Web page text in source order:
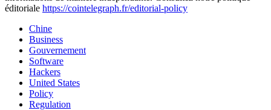
éditoriale https://cointelegraph.fr/editorial-policy
Chine
Business
Gouvernement
Software
Hackers
United States
Policy
Regulation